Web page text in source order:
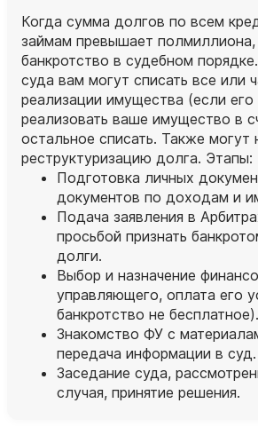
Когда сумма долгов по всем
займам превышает полмиллиона,
банкротство в судебном
суда вам могут списать все или
реализации имущества (если его
реализовать ваше имущество в
остальное списать. Также могут
реструктуризацию долга. Этапы:
Подготовка личных
документов по доходам и
Подача заявления в
просьбой признать
долги.
Выбор и назначение
управляющего, оплата его
банкротство не бесплатное).
Знакомство ФУ с
передача информации в суд.
Заседание суда,
случая, принятие решения.